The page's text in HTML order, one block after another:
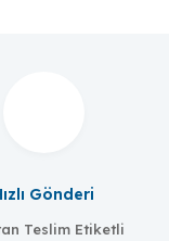
Gönderi
Teslim Etiketli